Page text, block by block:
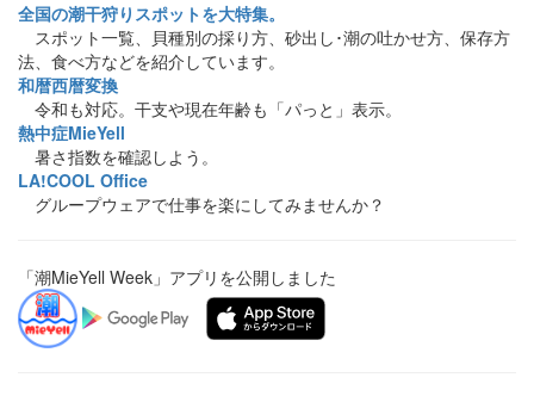
全国の潮干狩りスポットを大特集。
スポット一覧、貝種別の採り方、砂出し･潮の吐かせ方、保存方
法、食べ方などを紹介しています。
和暦西暦変換
令和も対応。干支や現在年齢も「パっと」表示。
熱中症MieYell
暑さ指数を確認しよう。
LA!COOL Office
グループウェアで仕事を楽にしてみませんか？
「潮MieYell Week」アプリを公開しました